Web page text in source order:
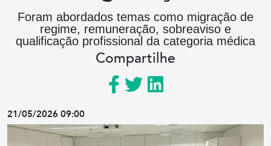
Foram abordados temas como migração de
regime, remuneração, sobreaviso e
qualificação profissional da categoria médica
Compartilhe
21/05/2026 09:00